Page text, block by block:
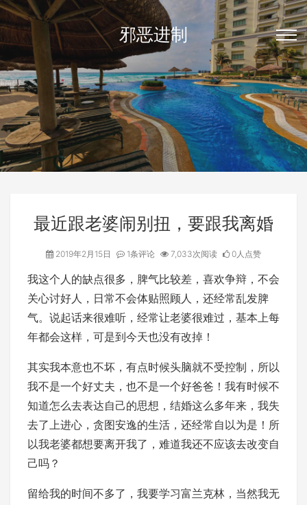
邪恶进制
最近跟老婆闹别扭，要跟我离婚
2019年2月15日 1条评论 7,033次阅读 0人点赞
我这个人的缺点很多，脾气比较差，喜欢争辩，不会
关心讨好人，日常不会体贴照顾人，还经常乱发脾
气。说起话来很难听，经常让老婆很难过，基本上每
年都会这样，可是到今天也没有改掉！
其实我本意也不坏，有点时候头脑就不受控制，所以
我不是一个好丈夫，也不是一个好爸爸！我有时候不
知道怎么去表达自己的思想，结婚这么多年来，我失
去了上进心，贪图安逸的生活，还经常自以为是！所
以我老婆都想要离开我了，难道我还不应该去改变自
己吗？
留给我的时间不多了，我要学习富兰克林，当然我无